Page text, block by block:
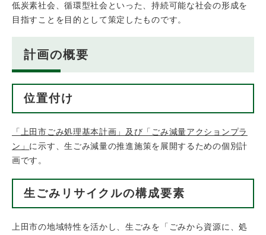
低炭素社会、循環型社会といった、持続可能な社会の形成を
目指すことを目的として策定したものです。
計画の概要
位置付け
「上田市ごみ処理基本計画」及び「ごみ減量アクションプラ
ン」 に示す、生ごみ減量の推進施策を展開するための個別計
画です。
生ごみリサイクルの構成要素
上田市の地域特性を活かし、生ごみを「ごみから資源に、処